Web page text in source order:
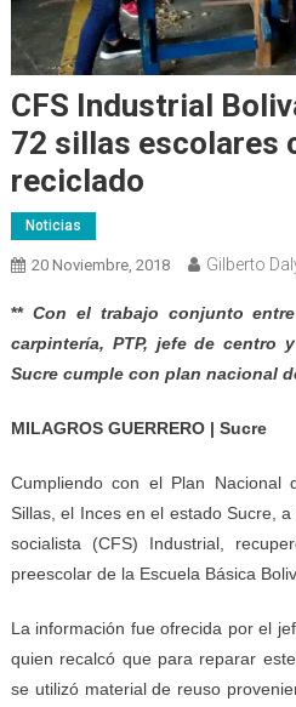
CFS Industrial
72 sillas escolares
reciclado
Noticias
20 Noviembre, 2018 Gilberto
**Con el trabajo conjunto
carpintería, PTP, jefe de centro
Sucre cumple con plan nacional
MILAGROS GUERRERO | Sucre
Cumpliendo con el Plan Nacional
Sillas, el Inces en el estado Sucre,
socialista (CFS) Industrial,
preescolar de la Escuela Básica
La información fue ofrecida por el
quien recalcó que para reparar
se utilizó material de reuso